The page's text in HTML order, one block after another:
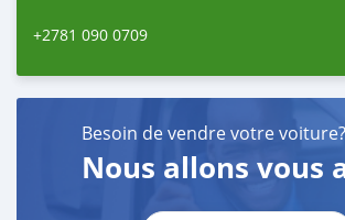
+2781 090 0709
Besoin de vendre votre voiture?
Nous allons vous